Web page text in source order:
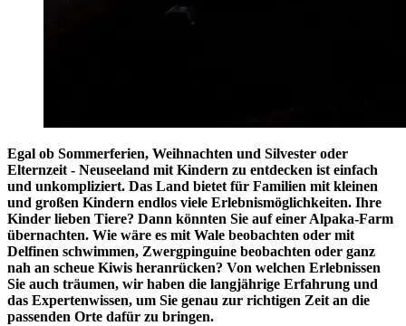
Egal ob Sommerferien, Weihnachten und Silvester oder
Elternzeit - Neuseeland mit Kindern zu entdecken ist einfach
und unkompliziert. Das Land bietet für Familien mit kleinen
und großen Kindern endlos viele Erlebnismöglichkeiten. Ihre
Kinder lieben Tiere? Dann könnten Sie auf einer Alpaka-Farm
übernachten. Wie wäre es mit Wale beobachten oder mit
Delfinen schwimmen, Zwergpinguine beobachten oder ganz
nah an scheue Kiwis heranrücken? Von welchen Erlebnissen
Sie auch träumen, wir haben die langjährige Erfahrung und
das Expertenwissen, um Sie genau zur richtigen Zeit an die
passenden Orte dafür zu bringen.